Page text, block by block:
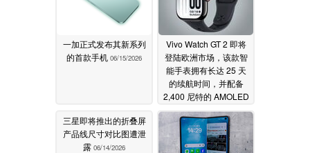
一加正式发布其新系列
的首款手机 06/15/2026
Vivo Watch GT 2 即将
登陆欧洲市场，该款智
能手表拥有长达 25 天
的续航时间，并配备
2,400 尼特的 AMOLED
显示屏06/15/2026
三星即将推出的折叠屏
产品线尺寸对比图遭泄
露 06/14/2026